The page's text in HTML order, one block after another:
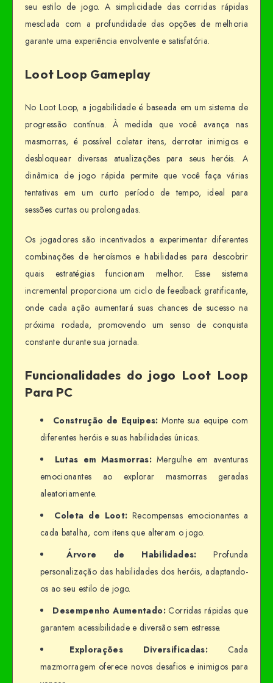
seu estilo de jogo. A simplicidade das corridas rápidas
mesclada com a profundidade das opções de melhoria
garante uma experiência envolvente e satisfatória.
Loot Loop Gameplay
No Loot Loop, a jogabilidade é baseada em um sistema de
progressão contínua. À medida que você avança nas
masmorras, é possível coletar itens, derrotar inimigos e
desbloquear diversas atualizações para seus heróis. A
dinâmica de jogo rápida permite que você faça várias
tentativas em um curto período de tempo, ideal para
sessões curtas ou prolongadas.
Os jogadores são incentivados a experimentar diferentes
combinações de heroísmos e habilidades para descobrir
quais estratégias funcionam melhor. Esse sistema
incremental proporciona um ciclo de feedback gratificante,
onde cada ação aumentará suas chances de sucesso na
próxima rodada, promovendo um senso de conquista
constante durante sua jornada.
Funcionalidades do jogo Loot Loop
Para PC
Construção de Equipes: Monte sua equipe com
diferentes heróis e suas habilidades únicas.
Lutas em Masmorras:Mergulhe em aventuras
emocionantes ao explorar masmorras geradas
aleatoriamente.
Coleta de Loot: Recompensas emocionantes a
cada batalha, com itens que alteram o jogo.
Árvore de Habilidades: Profunda
personalização das habilidades dos heróis, adaptando-
os ao seu estilo de jogo.
Desempenho Aumentado:Corridas rápidas que
garantem acessibilidade e diversão sem estresse.
Explorações Diversificadas:Cada
mazmorragem oferece novos desafios e inimigos para